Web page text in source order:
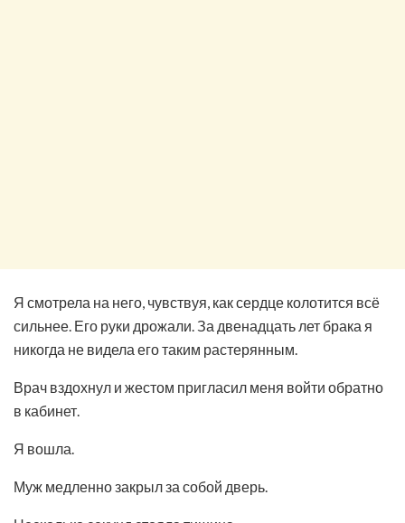
Я смотрела на него, чувствуя, как сердце колотится всё
сильнее. Его руки дрожали. За двенадцать лет брака я
никогда не видела его таким растерянным.
Врач вздохнул и жестом пригласил меня войти обратно
в кабинет.
Я вошла.
Муж медленно закрыл за собой дверь.